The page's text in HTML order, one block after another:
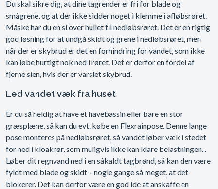
Du skal sikre dig, at dine tagrender er fri for blade og
smågrene, og at der ikke sidder noget i klemme i afløbsrøret.
Måske har du en si over hullet til nedløbsrøret. Det er en rigtig
god løsning for at undgå skidt og grene i nedløbsrøret, men
når der er skybrud er det en forhindring for vandet, som ikke
kan løbe hurtigt nok ned i røret. Det er derfor en fordel af
fjerne sien, hvis der er varslet skybrud.
Led vandet væk fra huset
Er du så heldig at have et havebassin eller bare en stor
græsplæne, så kan du evt. købe en Flexrainpose. Denne lange
pose monteres på nedløbsrøret, så vandet løber væk i stedet
for ned i kloakrør, som muligvis ikke kan klare belastningen. .
Løber dit regnvand ned i en såkaldt tagbrønd, så kan den være
fyldt med blade og skidt – nogle gange så meget, at det
blokerer. Det kan derfor være en god idé at anskaffe en